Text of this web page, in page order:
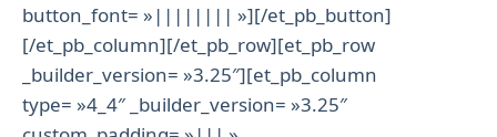
button_font= »|||||||| »][/et_pb_button]
[/et_pb_column][/et_pb_row][et_pb_row
_builder_version= »3.25″][et_pb_column
type= »4_4″ _builder_version= »3.25″